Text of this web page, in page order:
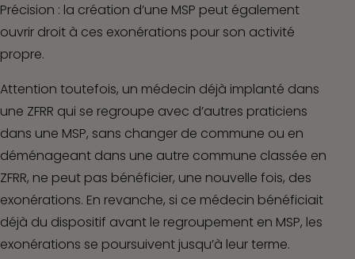
Précision : la création d’une MSP peut également
ouvrir droit à ces exonérations pour son activité
propre.
Attention toutefois, un médecin déjà implanté dans
une ZFRR qui se regroupe avec d’autres praticiens
dans une MSP, sans changer de commune ou en
déménageant dans une autre commune classée en
ZFRR, ne peut pas bénéficier, une nouvelle fois, des
exonérations. En revanche, si ce médecin bénéficiait
déjà du dispositif avant le regroupement en MSP, les
exonérations se poursuivent jusqu’à leur terme.